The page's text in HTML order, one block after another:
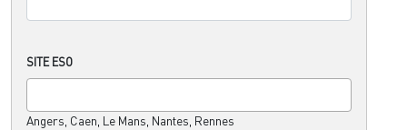
SITE ESO
Angers, Caen, Le Mans, Nantes, Rennes